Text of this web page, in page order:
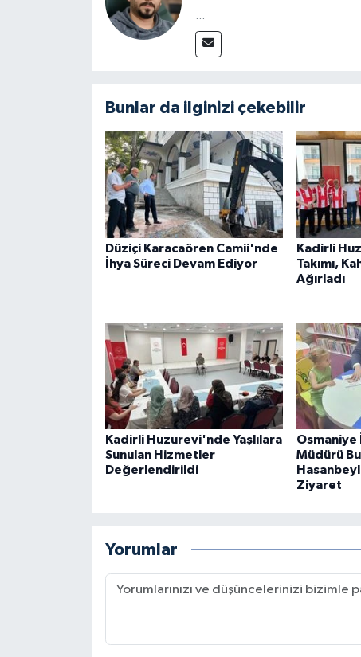
...
Bunlar da ilginizi çekebilir
Düziçi Karacaören Camii'nde
İhya Süreci Devam Ediyor
Kadirli
Takımı,
Ağırladı
Kadirli Huzurevi'nde Yaşlılara
Sunulan Hizmetler
Değerlendirildi
Osmaniye
Müdürü
Ziyaret
Yorumlar